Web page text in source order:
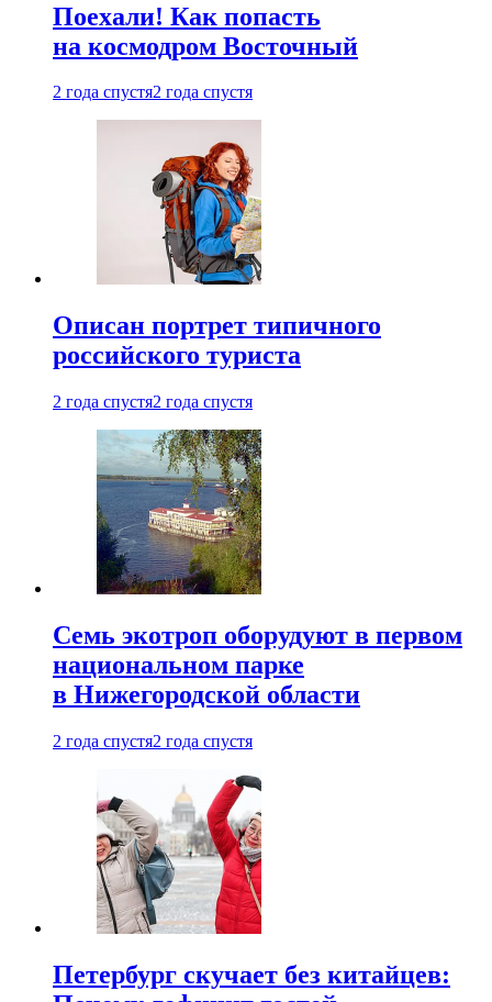
Поехали! Как попасть
на космодром Восточный
2 года спустя2 года спустя
Описан портрет типичного
российского туриста
2 года спустя2 года спустя
Семь экотроп оборудуют в первом
национальном парке
в Нижегородской области
2 года спустя2 года спустя
Петербург скучает без китайцев: